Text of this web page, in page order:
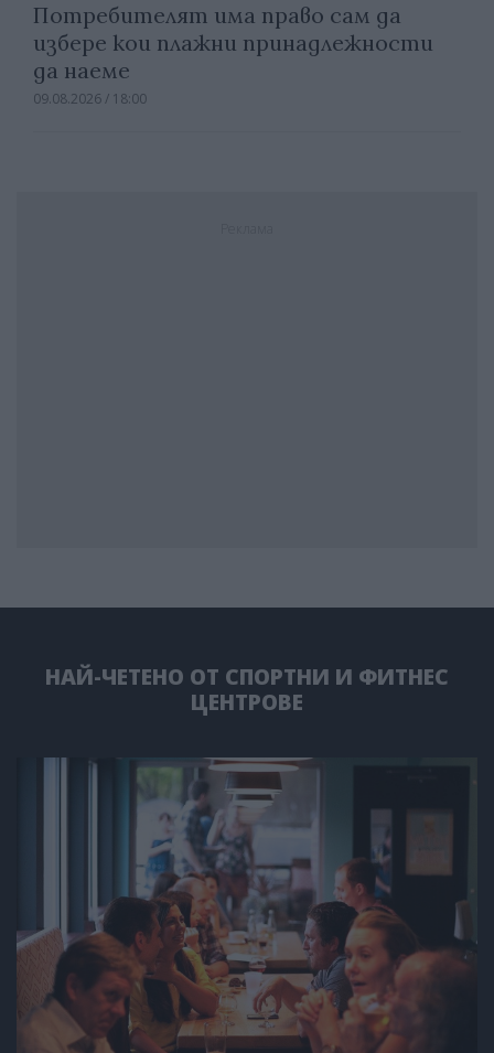
Потребителят има право сам да
избере кои плажни принадлежности
да наеме
09.08.2026 / 18:00
НАЙ-ЧЕТЕНО ОТ СПОРТНИ И ФИТНЕС
ЦЕНТРОВЕ